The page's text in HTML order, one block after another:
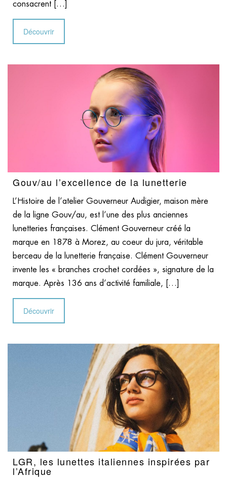
consacrent […]
Découvrir
Gouv/au l’excellence de la lunetterie
L’Histoire de l’atelier Gouverneur Audigier, maison mère
de la ligne Gouv/au, est l’une des plus anciennes
lunetteries françaises. Clément Gouverneur créé la
marque en 1878 à Morez, au coeur du jura, véritable
berceau de la lunetterie française. Clément Gouverneur
invente les « branches crochet cordées », signature de la
marque. Après 136 ans d’activité familiale, […]
Découvrir
LGR, les lunettes italiennes inspirées par
l’Afrique